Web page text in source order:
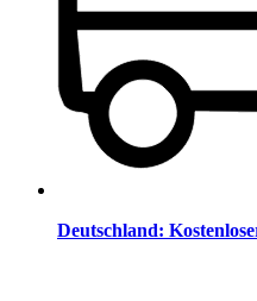
Deutschland: